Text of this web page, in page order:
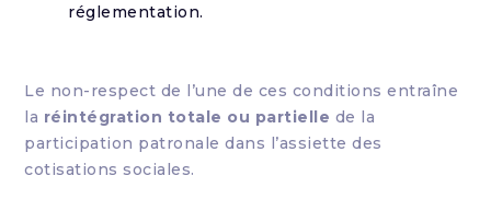
réglementation.
Le non-respect de l’une de ces conditions entraîne
la réintégration totale ou partielle de la
participation patronale dans l’assiette des
cotisations sociales.